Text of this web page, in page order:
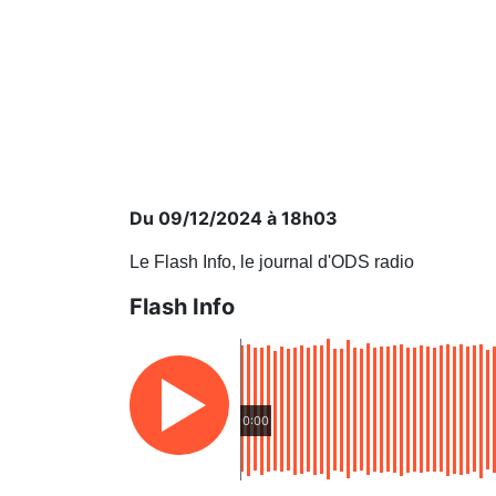
Du 09/12/2024 à 18h03
Le Flash Info, le journal d'ODS radio
Flash Info
0:00